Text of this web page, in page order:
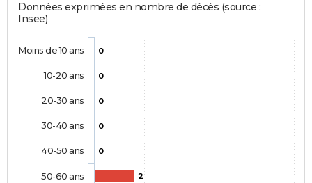
Données exprimées en nombre de décès (source :
Insee)
0
0
0
0
0
2
Moins de 10 ans
10-20 ans
20-30 ans
30-40 ans
40-50 ans
50-60 ans